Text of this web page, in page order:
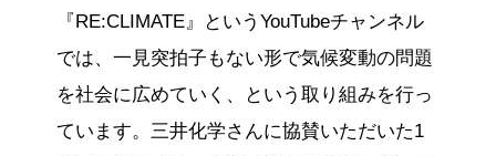
『RE:CLIMATE』というYouTubeチャンネル
では、一見突拍子もない形で気候変動の問題
を社会に広めていく、という取り組みを行っ
ています。三井化学さんに協賛いただいた1